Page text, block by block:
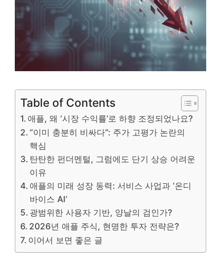
Table of Contents
애플, 왜 ‘시장 수익률’로 하향 조정되었나요?
“이미 충분히 비싸다”: 주가 고평가 논란의
핵심
탄탄한 펀더멘털, 그럼에도 단기 상승 어려운
이유
애플의 미래 성장 동력: 서비스 사업과 ‘온디
바이스 AI’
광범위한 사용자 기반, 양날의 검인가?
2026년 애플 주식, 현명한 투자 전략은?
이어서 보면 좋은 글